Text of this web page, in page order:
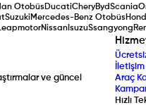
Otobüs DucatiCheryBydScania
Suzuki Mercedes-Benz Otobüs
Nissan IsuzuSsangyong
ve güncel
İletişim
Araç
Hızlı